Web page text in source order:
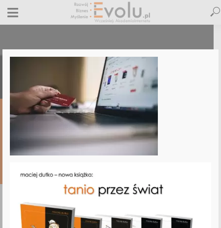
zamów-audyt-swojej-strony
Dodaj komentarz Jacek Obolewicz